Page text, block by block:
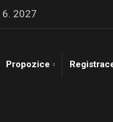
6. 2027
Propozice